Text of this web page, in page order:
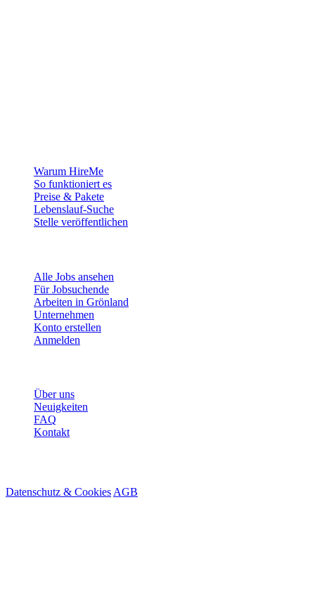
Warum HireMe
So funktioniert es
Preise & Pakete
Lebenslauf-Suche
Stelle veröffentlichen
Alle Jobs ansehen
Für Jobsuchende
Arbeiten in Grönland
Unternehmen
Konto erstellen
Anmelden
Über uns
Neuigkeiten
FAQ
Kontakt
Datenschutz & Cookies AGB